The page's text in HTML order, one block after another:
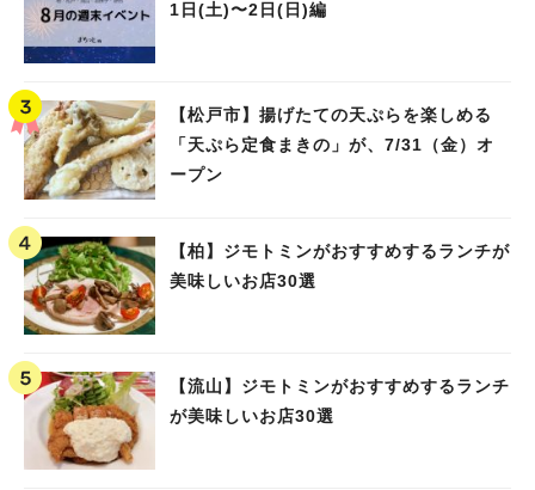
1日(土)〜2日(日)編
【松戸市】揚げたての天ぷらを楽しめる
「天ぷら定食まきの」が、7/31（金）オ
ープン
【柏】ジモトミンがおすすめするランチが
美味しいお店30選
【流山】ジモトミンがおすすめするランチ
が美味しいお店30選